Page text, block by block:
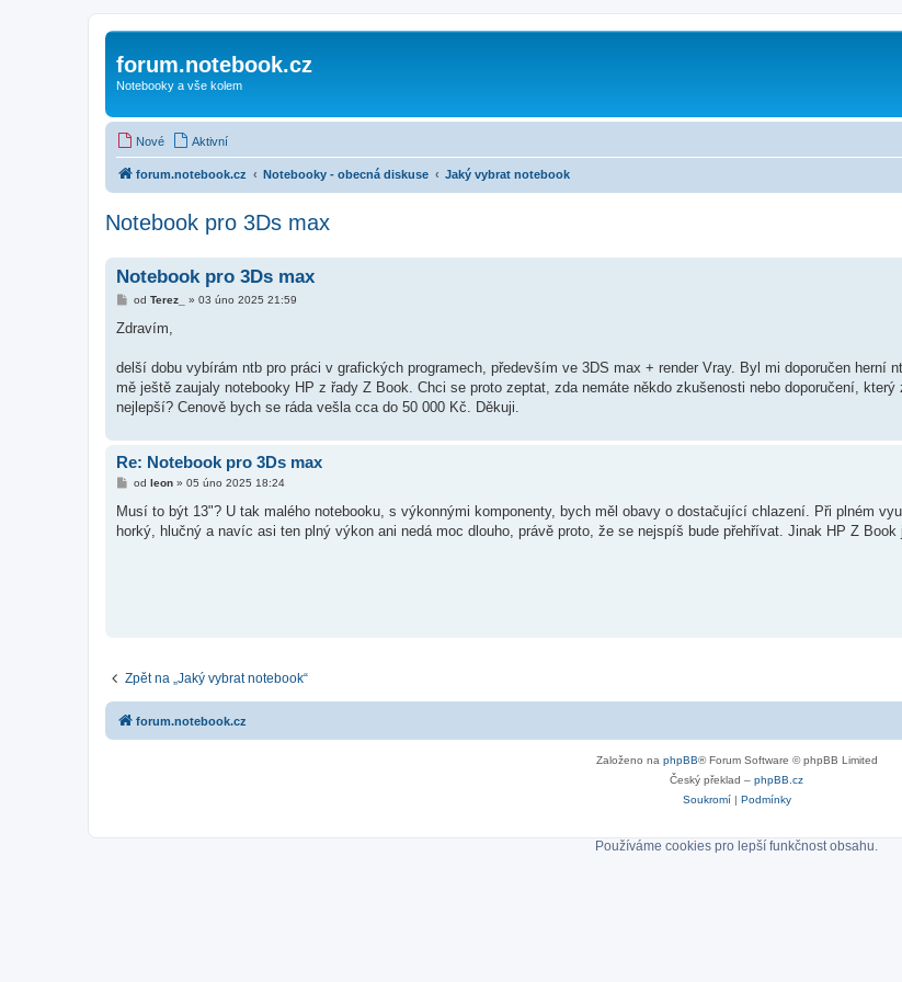
forum.notebook.cz
Notebooky a vše kolem
Nové Aktivní
forum.notebook.cz Notebooky - obecná diskuse Jaký vybrat notebook
Notebook pro 3Ds max
Notebook pro 3Ds max
P
í
ě
e
k
od Terez_ » 03 úno 2025 21:59
Zdravím,
delší dobu vybírám ntb pro práci v grafických programech, především ve 3DS max + render Vray. Byl mi doporučen herní
mě ještě zaujaly notebooky HP z řady Z Book. Chci se proto zeptat, zda nemáte někdo zkušenosti nebo doporučení, který
nejlepší? Cenově bych se ráda vešla cca do 50 000 Kč. Děkuji.
Re: Notebook pro 3Ds max
P
í
p
od leon» 05 úno 2025 18:24
Musí to být 13"? U tak malého notebooku, s výkonnými komponenty, bych měl obavy o dostačující chlazení. Při plném
horký, hlučný a navíc asi ten plný výkon ani nedá moc dlouho, právě proto, že se nejspíš bude přehřívat. Jinak HP Z
Zpět na „Jaký vybrat notebook“
forum.notebook.cz
Založeno na phpBB® Forum Software © phpBB Limited
Český překlad – phpBB.cz
Soukromí| Podmínky
Používáme cookies pro lepší funkčnost obsahu.